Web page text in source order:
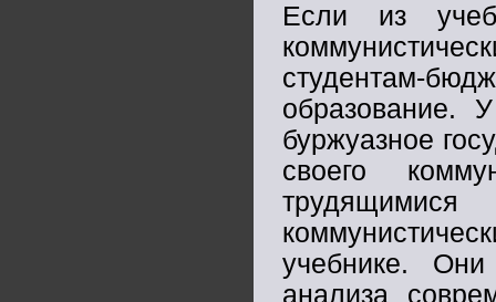
Если из
студентам-
образование.
буржуазное
своего
учебнике.
анализа